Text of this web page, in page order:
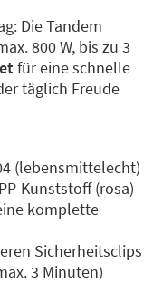
Die Tandem
800 W, bis zu 3
für eine schnelle
täglich Freude
(lebensmittelecht)
Kunststoff (rosa)
komplette
Sicherheitsclips
3 Minuten)